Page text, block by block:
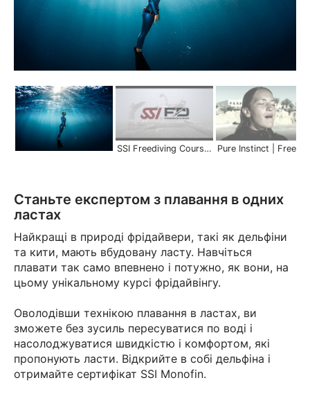
SSI Freediving Courses | Scuba Schools International
Станьте експертом з плавання в одних
ластах
Найкращі в природі фрідайвери, такі як дельфіни
та кити, мають вбудовану ласту. Навчіться
плавати так само впевнено і потужно, як вони, на
цьому унікальному курсі фрідайвінгу.
Оволодівши технікою плавання в ластах, ви
зможете без зусиль пересуватися по воді і
насолоджуватися швидкістю і комфортом, які
пропонують ласти. Відкрийте в собі дельфіна і
отримайте сертифікат SSI Monofin.